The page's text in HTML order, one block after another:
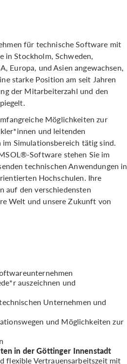
für technische Software mit
in Stockholm, Schweden,
Europa, und Asien angewachsen,
starke Position am seit Jahren
der Mitarbeiterzahl und den
Möglichkeiten zur
und leitenden
Simulationsbereich tätig sind.
Software stehen Sie im
technischen Anwendungen in
Hochschulen. Ihre
auf den verschiedensten
Welt und unsere Zukunft von
auszeichnen und
Unternehmen und
und Möglichkeiten zur
in der Göttinger Innenstadt
flexible Vertrauensarbeitszeit mit